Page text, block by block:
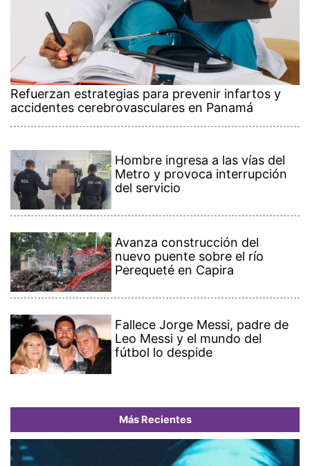
Refuerzan estrategias para prevenir infartos y
accidentes cerebrovasculares en Panamá
Hombre ingresa a las vías del
Metro y provoca interrupción
del servicio
Avanza construcción del
nuevo puente sobre el río
Perequeté en Capira
Fallece Jorge Messi, padre de
Leo Messi y el mundo del
fútbol lo despide
Más Recientes